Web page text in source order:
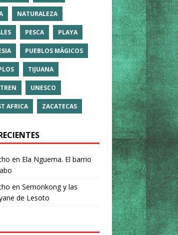
NATURALEZA
PESCA PLAYA
PUEBLOS MÁGICOS
TIJUANA
TREN UNESCO
AFRICA ZACATECAS
en Ela Nguema. El barrio
en Semonkong y las
de Lesoto